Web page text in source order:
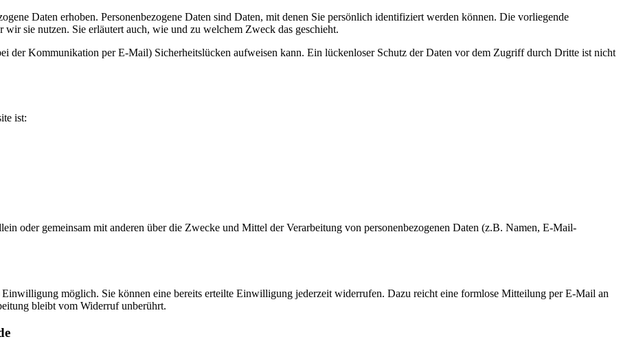
Daten erhoben. Personenbezogene Daten sind Daten, mit denen Sie persönlich identifiziert werden können. Die vorliegende
sie nutzen. Sie erläutert auch, wie und zu welchem Zweck das geschieht.
der Kommunikation per E-Mail) Sicherheitslücken aufweisen kann. Ein lückenloser Schutz der Daten vor dem Zugriff durch Dritte ist nicht
ist:
oder gemeinsam mit anderen über die Zwecke und Mittel der Verarbeitung von personenbezogenen Daten (z.B. Namen, E-Mail-
möglich. Sie können eine bereits erteilte Einwilligung jederzeit widerrufen. Dazu reicht eine formlose Mitteilung per E-Mail an
bleibt vom Widerruf unberührt.